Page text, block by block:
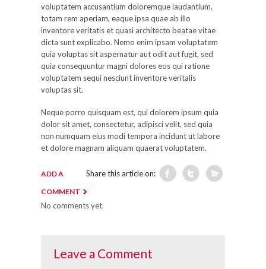
voluptatem accusantium doloremque laudantium,
totam rem aperiam, eaque ipsa quae ab illo
inventore veritatis et quasi architecto beatae vitae
dicta sunt explicabo. Nemo enim ipsam voluptatem
quia voluptas sit aspernatur aut odit aut fugit, sed
quia consequuntur magni dolores eos qui ratione
voluptatem sequi nesciunt inventore veritalis
voluptas sit.
Neque porro quisquam est, qui dolorem ipsum quia
dolor sit amet, consectetur, adipisci velit, sed quia
non numquam eius modi tempora incidunt ut labore
et dolore magnam aliquam quaerat voluptatem.
Share this article on:
ADD A
COMMENT
No comments yet.
Leave a Comment